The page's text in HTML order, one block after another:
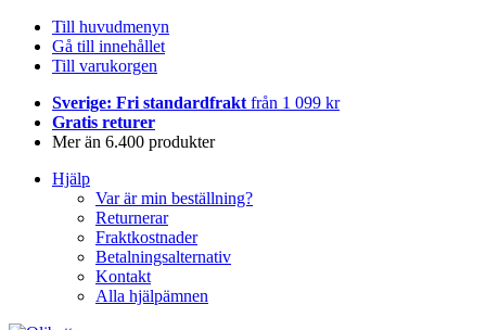
Till huvudmenyn
Gå till innehållet
Till varukorgen
Sverige: Fri standardfrakt från 1 099 kr
Gratis returer
Mer än 6.400 produkter
Hjälp
Var är min beställning?
Returnerar
Fraktkostnader
Betalningsalternativ
Kontakt
Alla hjälpämnen